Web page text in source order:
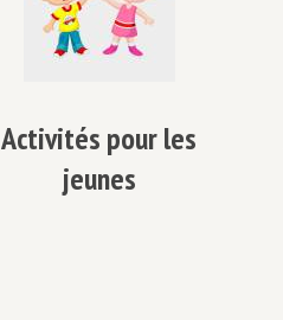
Activités pour les
jeunes